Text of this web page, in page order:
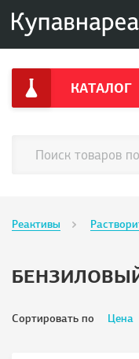
КАТАЛОГ
Реактивы
Сортировать по Цена